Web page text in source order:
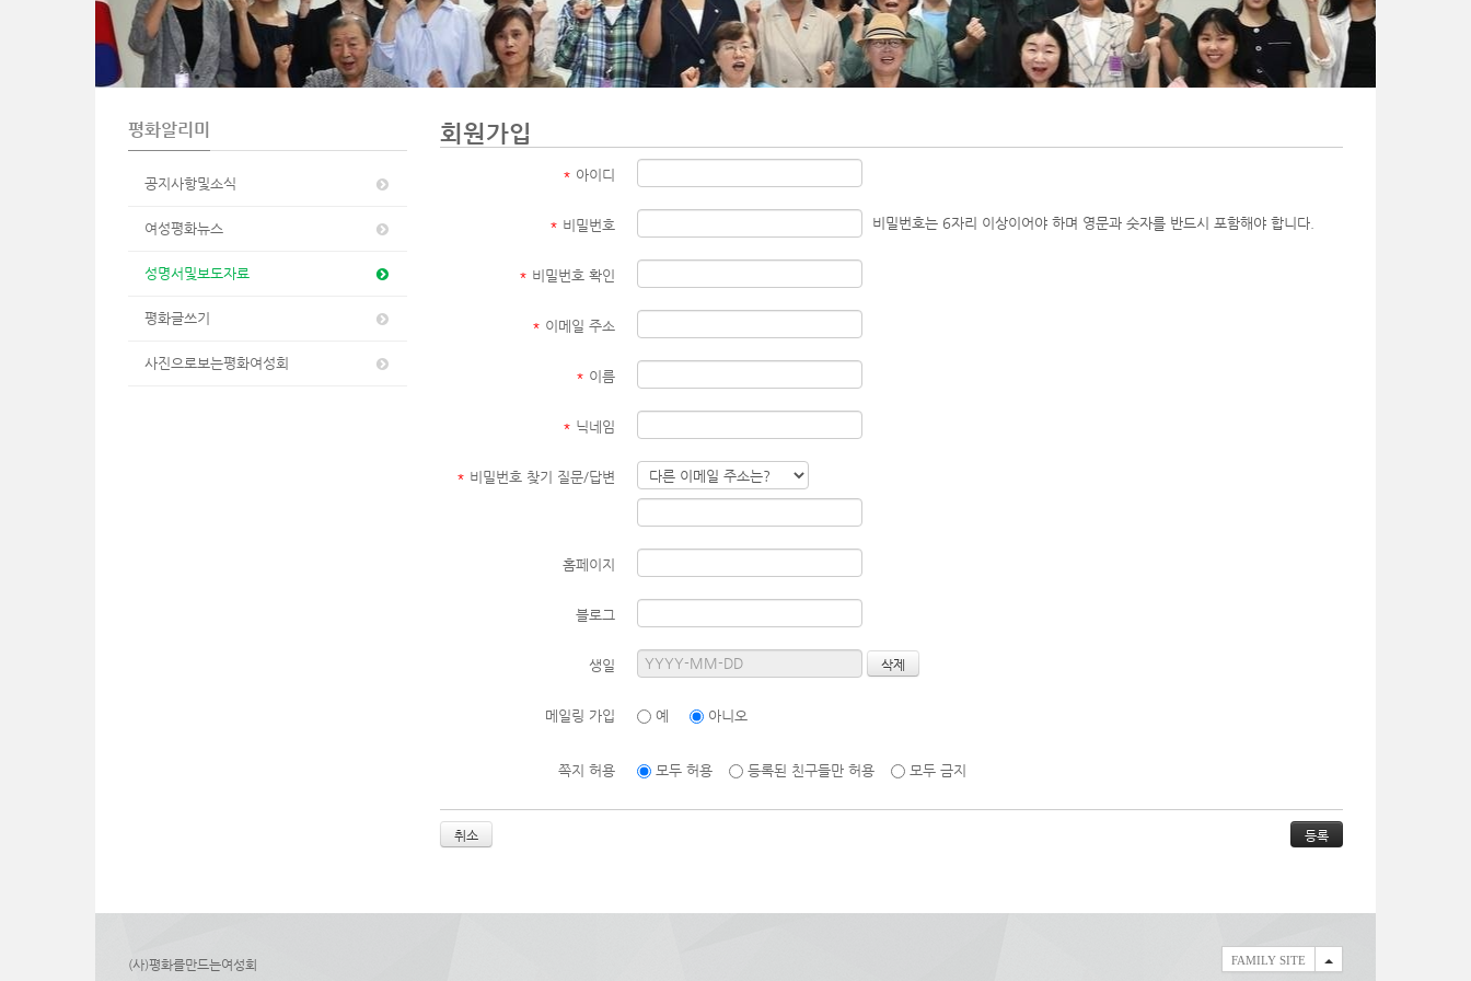
n
평화알리미
공지사항및소식
여성평화뉴스
성명서및보도자료
평화글쓰기
사진으로보는평화여성회
회원가입
* 아이디
* 비밀번호 비밀번호는 6자리 이상이어야 하며 영문과 숫자를 반드시 포함해야 합니다.
* 비밀번호 확인
* 이메일 주소
* 이름
* 닉네임
* 비밀번호 찾기 질문/답변
홈페이지
블로그
생일
메일링 가입 예 아니오
쪽지 허용 모두 허용 등록된 친구들만 허용 모두 금지
취소
(사)평화를만드는여성회 FAMILY SITE